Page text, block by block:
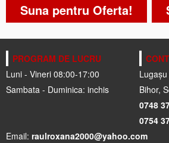
Suna pentru Oferta!
PROGRAM DE LUCRU
Luni - Vineri 08:00-17:00
Sambata - Duminica: inchis
Bihor,
0748
0754
Email: raulroxana2000@yahoo.com